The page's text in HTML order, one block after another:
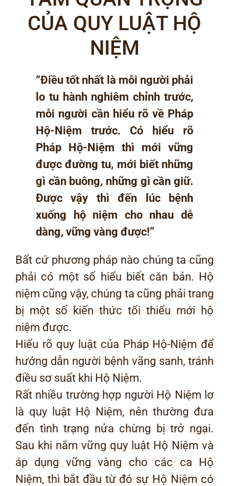
CỦA QUY LUẬT HỘ
NIỆM
“Điều tốt nhất là mỗi người phải
lo tu hành nghiêm chỉnh trước,
mỗi người cần hiểu rõ về Pháp
Hộ-Niệm trước. Có hiểu rõ
Pháp Hộ-Niệm thì mới vững
được đường tu, mới biết những
gì cần buông, những gì cần giữ.
Được vậy thì đến lúc bệnh
xuống hộ niệm cho nhau dễ
dàng, vững vàng được!”
Bất cứ phương pháp nào chúng ta cũng
phải có một số hiểu biết căn bản. Hộ
niệm cũng vậy, chúng ta cũng phải trang
bị một số kiến thức tối thiểu mới hộ
niệm được.
Hiểu rõ quy luật của Pháp Hộ-Niệm để
hướng dẫn người bệnh vãng sanh, tránh
điều sơ suất khi Hộ Niệm.
Rất nhiều trường hợp người Hộ Niệm lơ
là quy luật Hộ Niệm, nên thường đưa
đến tình trạng nửa chừng bị trở ngại.
Sau khi nắm vững quy luật Hộ Niệm và
áp dụng vững vàng cho các ca Hộ
Niệm, thì bắt đầu từ đó sự Hộ Niệm có